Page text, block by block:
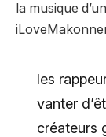
la musique
les
vanter
créateurs